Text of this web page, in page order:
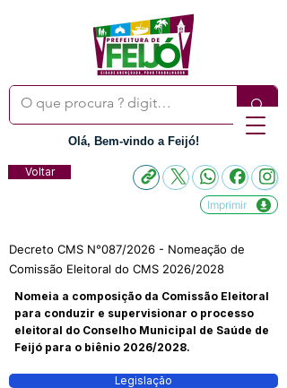
Olá, Bem-vindo a Feijó!
Voltar
Imprimir
Decreto CMS N°087/2026 - Nomeação de
Comissão Eleitoral do CMS 2026/2028
Nomeia a composição da Comissão Eleitoral
para conduzir e supervisionar o processo
eleitoral do Conselho Municipal de Saúde de
Feijó para o biênio 2026/2028.
Legislação